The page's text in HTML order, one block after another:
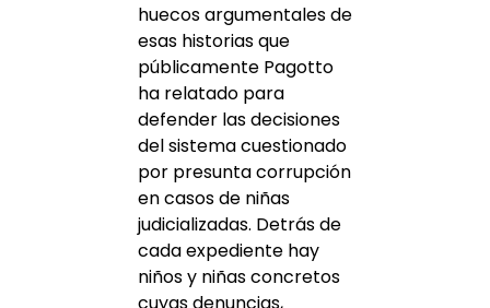
huecos argumentales de
esas historias que
públicamente Pagotto
ha relatado para
defender las decisiones
del sistema cuestionado
por presunta corrupción
en casos de niñas
judicializadas. Detrás de
cada expediente hay
niños y niñas concretos